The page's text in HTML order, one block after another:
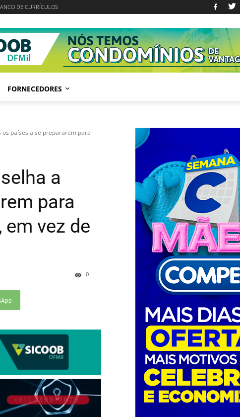
DE CURRÍCULOS
FORNECEDORES
os países a se prepararem para
a
para
vez de
0